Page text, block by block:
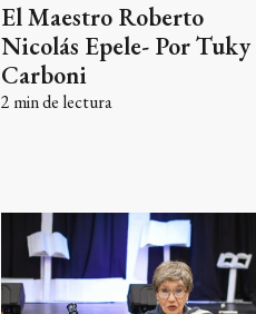
El Maestro Roberto
Nicolás Epele- Por Tuky
Carboni
2 min de lectura